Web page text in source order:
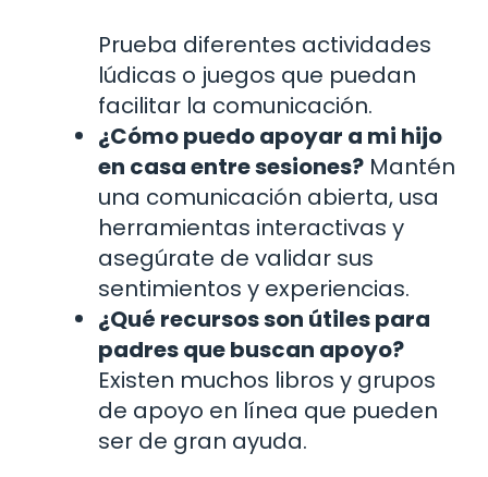
Prueba diferentes actividades
lúdicas o juegos que puedan
facilitar la comunicación.
¿Cómo puedo apoyar a mi hijo
en casa entre sesiones? Mantén
una comunicación abierta, usa
herramientas interactivas y
asegúrate de validar sus
sentimientos y experiencias.
¿Qué recursos son útiles para
padres que buscan apoyo?
Existen muchos libros y grupos
de apoyo en línea que pueden
ser de gran ayuda.